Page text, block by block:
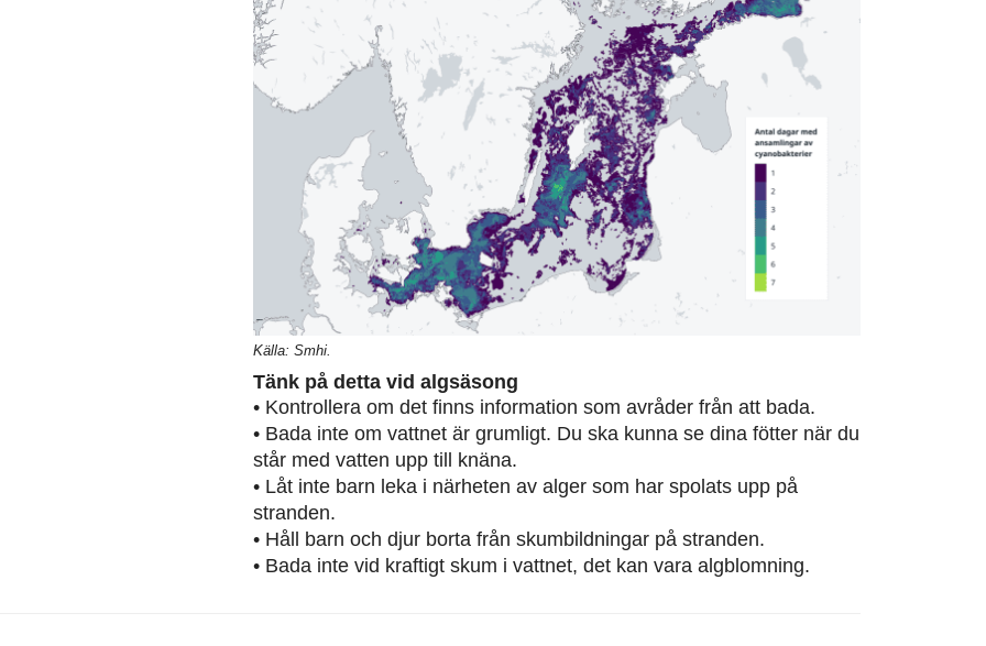
Källa: Smhi.
Tänk på detta vid algsäsong
• Kontrollera om det finns information som avråder från att bada.
• Bada inte om vattnet är grumligt. Du ska kunna se dina fötter när du
står med vatten upp till knäna.
• Låt inte barn leka i närheten av alger som har spolats upp på
stranden.
• Håll barn och djur borta från skumbildningar på stranden.
• Bada inte vid kraftigt skum i vattnet, det kan vara algblomning.